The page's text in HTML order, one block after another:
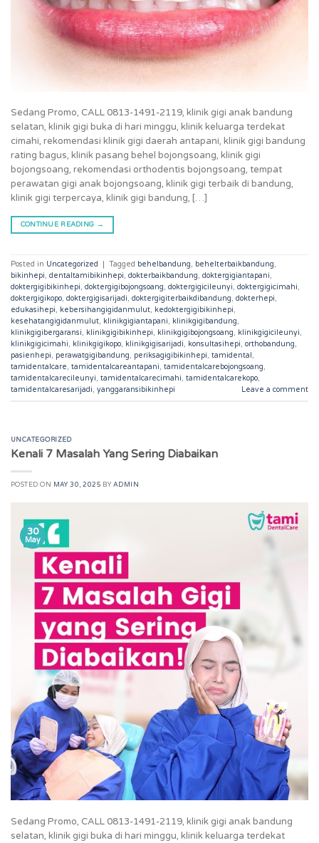
Sedang Promo, CALL 0813-1491-2119, klinik gigi anak bandung
selatan, klinik gigi buka di hari minggu, klinik keluarga terdekat
cimahi, rekomendasi klinik gigi daerah antapani, klinik gigi bandung
rating bagus, klinik pasang behel bojongsoang, klinik gigi
bojongsoang, rekomendasi orthodentis bojongsoang, tempat
perawatan gigi anak bojongsoang, klinik gigi terbaik di bandung,
klinik gigi terpercaya, klinik gigi bandung, […]
CONTINUE READING →
Posted in Uncategorized Tagged behelbandung, behelterbaikbandung,
bikinhepi, dentaltamibikinhepi, dokterbaikbandung, doktergigiantapani,
doktergigibikinhepi, doktergigibojongsoang, doktergigicileunyi, doktergigicimahi,
doktergigikopo, doktergigisarijadi, doktergigiterbaikdibandung, dokterhepi,
edukasihepi, kebersihangigidanmulut, kedoktergigibikinhepi,
kesehatangigidanmulut, klinikgigiantapani, klinikgigibandung,
klinikgigibergaransi, klinikgigibikinhepi, klinikgigibojongsoang, klinikgigicileunyi,
klinikgigicimahi, klinikgigikopo, klinikgigisarijadi, konsultasihepi, orthobandung,
pasienhepi, perawatgigibandung, periksagigibikinhepi, tamidental,
tamidentalcare, tamidentalcareantapani, tamidentalcarebojongsoang,
tamidentalcarecileunyi, tamidentalcarecimahi, tamidentalcarekopo,
tamidentalcaresarijadi, yanggaransibikinhepi Leave a comment
UNCATEGORIZED
Kenali 7 Masalah Yang Sering Diabaikan
POSTED ON MAY 30, 2025 BY ADMIN
30
May
Sedang Promo, CALL 0813-1491-2119, klinik gigi anak bandung
selatan, klinik gigi buka di hari minggu, klinik keluarga terdekat